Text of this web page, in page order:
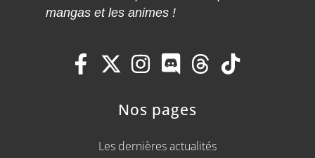
mangas et les animes !
Nos pages
Les dernières actualités